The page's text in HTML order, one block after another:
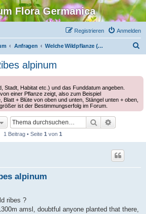
Flora Germanica
Anmelden
Registrieren
Anfragen Welche Wildpflanze (Europa) ist das?
alpinum
Stadt, Habitat etc.) und das Funddatum angeben.
einer Pflanze zeigt, also zum Beispiel
+ Blüte von oben und unten, Stängel unten + oben,
ist der Bestimmungserfolg im Forum.
Suche
1 Beitrag • Seite 1 von 1
alpinum
ribes ?
amsl, doubtful anyone planted that there,